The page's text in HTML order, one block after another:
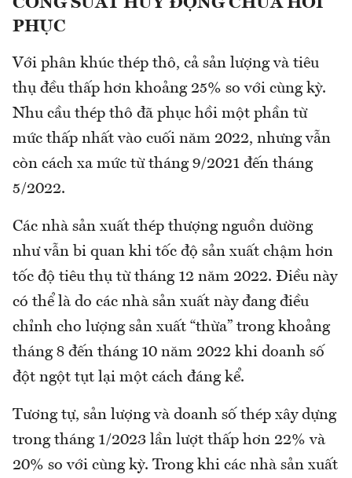
PHỤC
Với phân khúc thép thô, cả sản lượng và tiêu
thụ đều thấp hơn khoảng 25% so với cùng kỳ.
Nhu cầu thép thô đã phục hồi một phần từ
mức thấp nhất vào cuối năm 2022, nhưng vẫn
còn cách xa mức từ tháng 9/2021 đến tháng
5/2022.
Các nhà sản xuất thép thượng nguồn dường
như vẫn bi quan khi tốc độ sản xuất chậm hơn
tốc độ tiêu thụ từ tháng 12 năm 2022. Điều này
có thể là do các nhà sản xuất này đang điều
chỉnh cho lượng sản xuất “thừa” trong khoảng
tháng 8 đến tháng 10 năm 2022 khi doanh số
đột ngột tụt lại một cách đáng kể.
Tương tự, sản lượng và doanh số thép xây dựng
trong tháng 1/2023 lần lượt thấp hơn 22% và
20% so với cùng kỳ. Trong khi các nhà sản xuất